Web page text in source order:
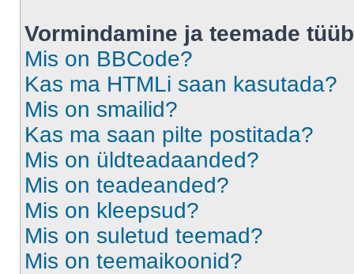
Vormindamine ja teemade
Mis on BBCode?
Kas ma HTMLi saan kasutada?
Mis on smailid?
Kas ma saan pilte postitada?
Mis on üldteadaanded?
Mis on teadeanded?
Mis on kleepsud?
Mis on suletud teemad?
Mis on teemaikoonid?